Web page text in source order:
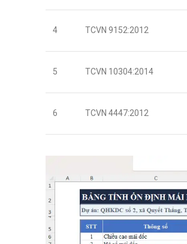
4 TCVN 9152:2012
5 TCVN 10304:2014
6 TCVN 4447:2012